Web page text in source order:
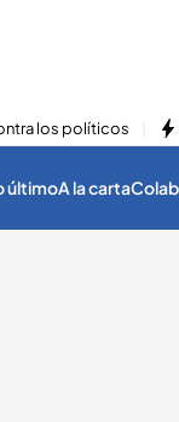
los políticos
últimoA la carta